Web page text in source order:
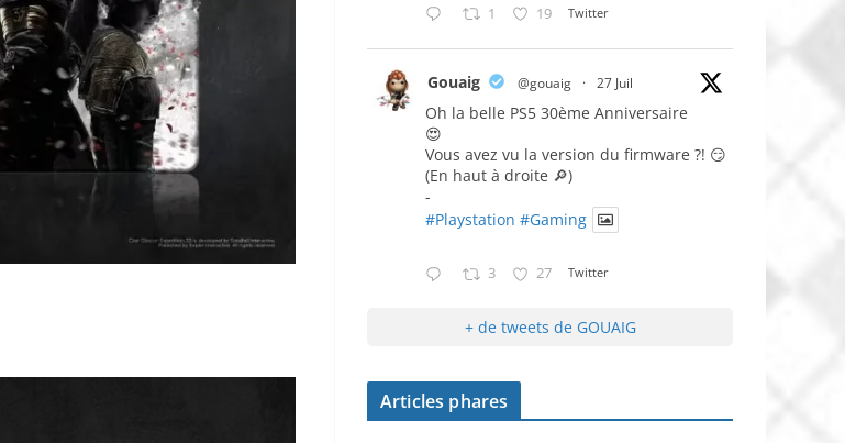
1 19 Twitter
Gouaig @gouaig · 27 Juil
Oh la belle PS5 30ème Anniversaire
😍
Vous avez vu la version du firmware ?! 😏
(En haut à droite 🔎)
-
#Playstation #Gaming
3 27 Twitter
+ de tweets de GOUAIG
Articles phares